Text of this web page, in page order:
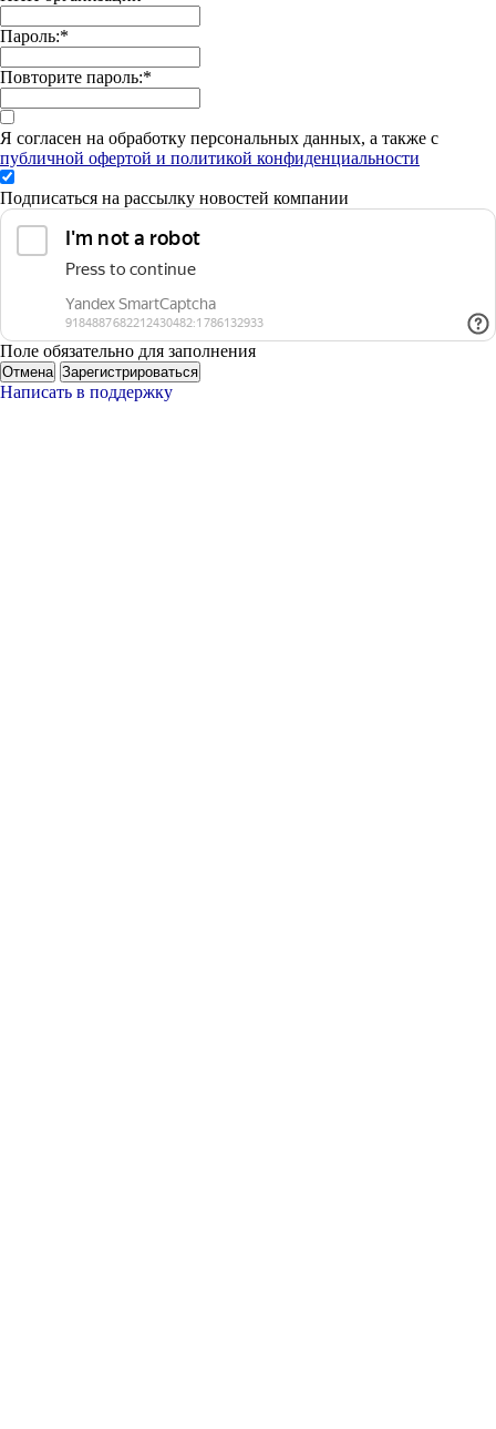
Пароль:*
Повторите пароль:*
Я согласен на обработку персональных данных, а также с
публичной офертой и политикой конфиденциальности
Подписаться на рассылку новостей компании
Поле обязательно для заполнения
Отмена Зарегистрироваться
Написать в поддержку